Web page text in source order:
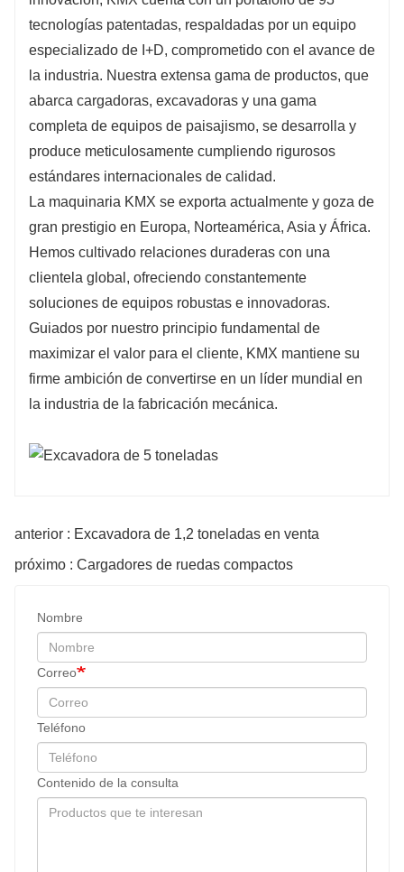
tecnologías patentadas, respaldadas por un equipo
especializado de I+D, comprometido con el avance de
la industria. Nuestra extensa gama de productos, que
abarca cargadoras, excavadoras y una gama
completa de equipos de paisajismo, se desarrolla y
produce meticulosamente cumpliendo rigurosos
estándares internacionales de calidad.
La maquinaria KMX se exporta actualmente y goza de
gran prestigio en Europa, Norteamérica, Asia y África.
Hemos cultivado relaciones duraderas con una
clientela global, ofreciendo constantemente
soluciones de equipos robustas e innovadoras.
Guiados por nuestro principio fundamental de
maximizar el valor para el cliente, KMX mantiene su
firme ambición de convertirse en un líder mundial en
la industria de la fabricación mecánica.
anterior : Excavadora de 1,2 toneladas en venta
próximo : Cargadores de ruedas compactos
Nombre
Correo
Teléfono
Contenido de la consulta